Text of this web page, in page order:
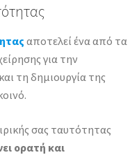
αποτελεί ένα από τα
για την
τη δημιουργία της
σας ταυτότητας
ορατή και